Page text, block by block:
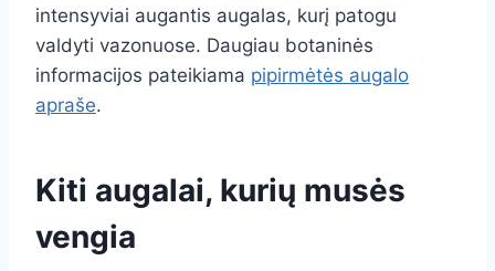
intensyviai augantis augalas, kurį patogu
valdyti vazonuose. Daugiau botaninės
informacijos pateikiama pipirmėtės augalo
apraše.
Kiti augalai, kurių musės
vengia